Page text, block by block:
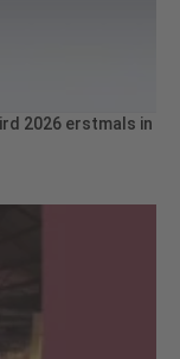
2026 erstmals in